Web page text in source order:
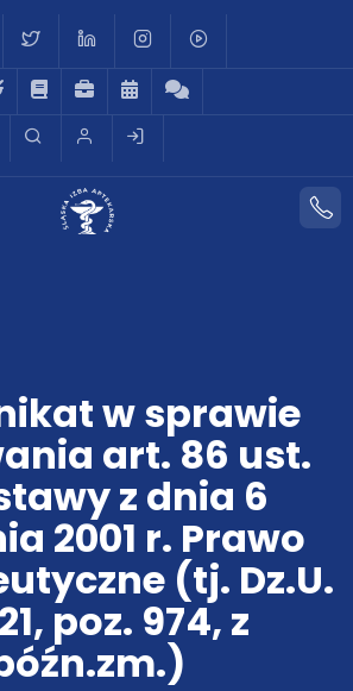
w sprawie
art. 86 ust.
z dnia 6
2001 r. Prawo
(tj. Dz.U.
poz. 974, z